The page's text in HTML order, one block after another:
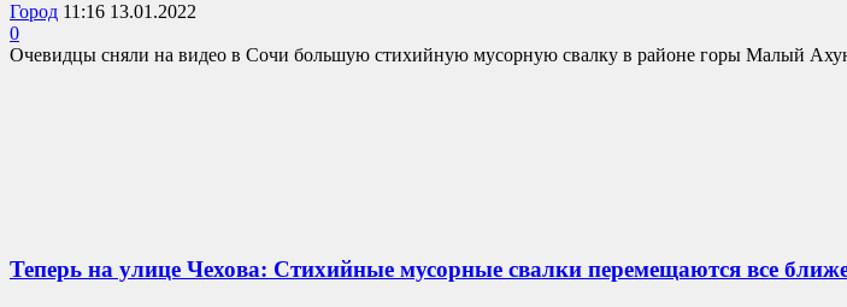
Город 11:16 13.01.2022
0
Очевидцы сняли на видео в Сочи большую стихийную мусорную свалку в районе горы Малый
Теперь на улице Чехова: Стихийные мусорные свалки перемещаются все